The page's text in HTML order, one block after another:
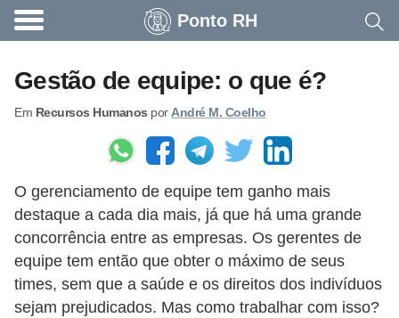
Ponto RH
Gestão de equipe: o que é?
Em Recursos Humanos por André M. Coelho
O gerenciamento de equipe tem ganho mais
destaque a cada dia mais, já que há uma grande
concorrência entre as empresas. Os gerentes de
equipe tem então que obter o máximo de seus
times, sem que a saúde e os direitos dos indivíduos
sejam prejudicados. Mas como trabalhar com isso?
A
o
n
c
e
u
n
a